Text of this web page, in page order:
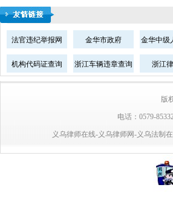
法官违纪举报网 金华市政府 金华中级
机构代码证查询 浙江车辆违章查询 浙江
版
电话：0579-
义乌律师在线-义乌律师网-义乌法制